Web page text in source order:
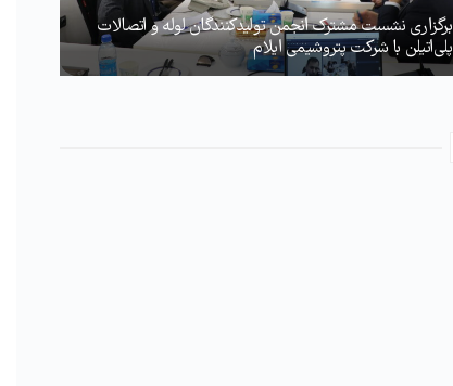
برگزاری نشست مشترک انجمن تولیدکنندگان لوله و اتصالات
پلی‌اتیلن با شرکت پتروشیمی ایلام